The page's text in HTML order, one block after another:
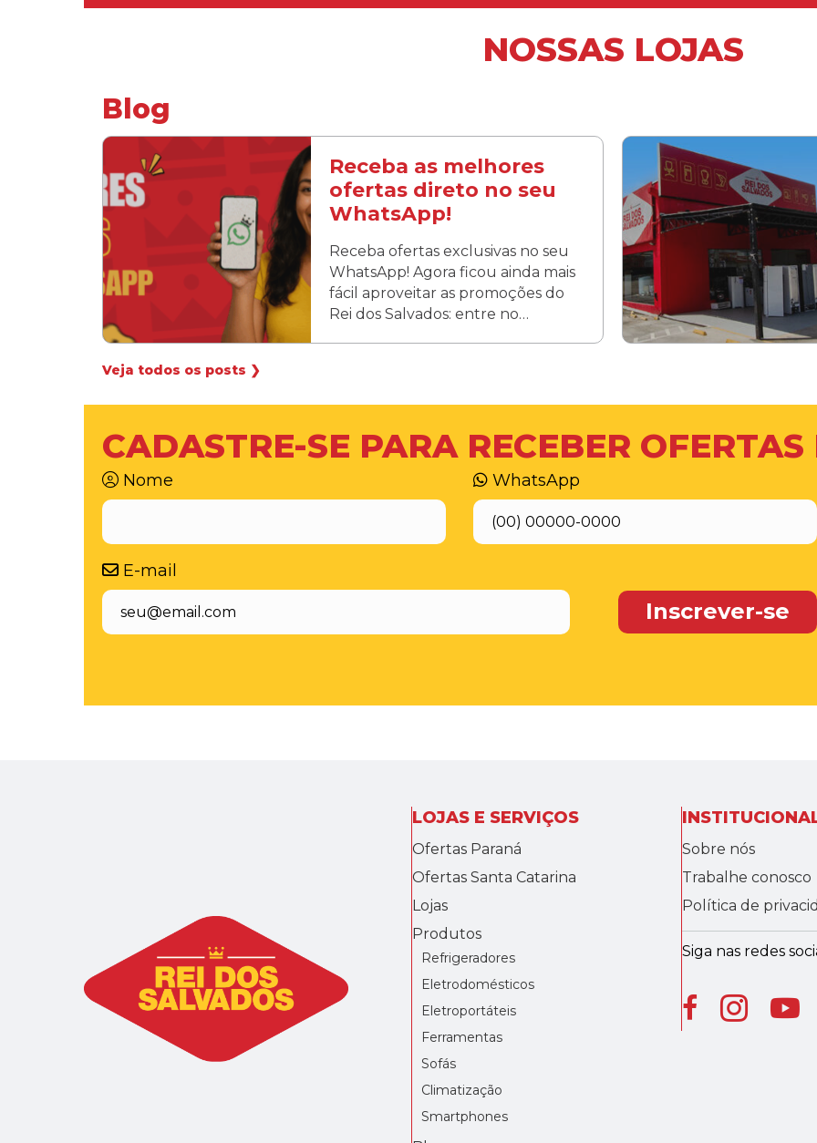
NOSSAS LOJAS
Blog
Receba as melhores
ofertas direto no seu
WhatsApp!
Receba ofertas exclusivas no seu
WhatsApp! Agora ficou ainda mais
fácil aproveitar as promoções do
Rei dos Salvados: entre no…
Veja todos os posts ❯
CADASTRE-SE PARA RECEBER
Nome WhatsApp
E-mail
LOJAS E SERVIÇOS
Ofertas Paraná
Ofertas Santa Catarina
Lojas
Produtos
Refrigeradores
Eletrodomésticos
Eletroportáteis
Ferramentas
Sofás
Climatização
Smartphones
Sobre nós
Trabalhe conosco
Política de
Siga nas redes